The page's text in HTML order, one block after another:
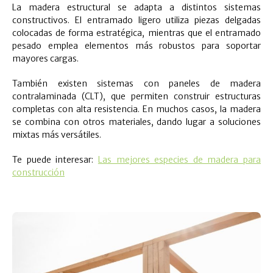
La madera estructural se adapta a distintos sistemas
constructivos. El entramado ligero utiliza piezas delgadas
colocadas de forma estratégica, mientras que el entramado
pesado emplea elementos más robustos para soportar
mayores cargas.
También existen sistemas con paneles de madera
contralaminada (CLT), que permiten construir estructuras
completas con alta resistencia. En muchos casos, la madera
se combina con otros materiales, dando lugar a soluciones
mixtas más versátiles.
Te puede interesar: Las mejores especies de madera para
construcción